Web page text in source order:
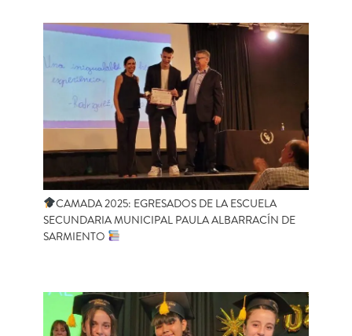
CAMADA 2025: EGRESADOS DE LA ESCUELA
SECUNDARIA MUNICIPAL PAULA ALBARRACÍN DE
SARMIENTO